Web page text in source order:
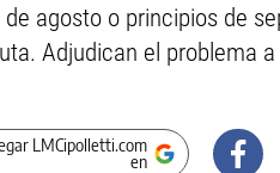
agosto o principios de
Adjudican el problema
LMCipolletti.com
en